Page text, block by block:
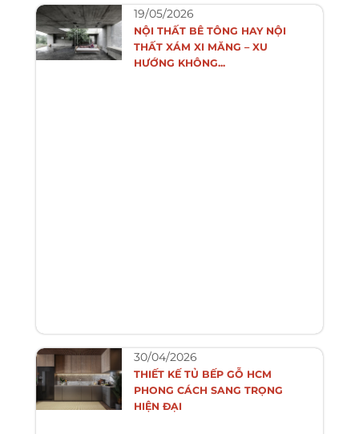
19/05/2026
NỘI THẤT BÊ TÔNG HAY NỘI
THẤT XÁM XI MĂNG – XU
HƯỚNG KHÔNG...
30/04/2026
THIẾT KẾ TỦ BẾP GỖ HCM
PHONG CÁCH SANG TRỌNG
HIỆN ĐẠI